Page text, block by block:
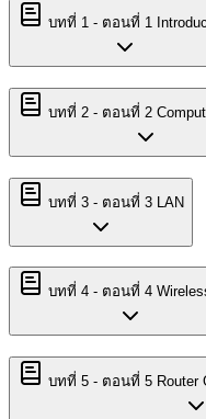
บทที่ 1 - ตอนที่ 1
บทที่ 2 - ตอนที่ 2
บทที่ 3 - ตอนที่ 3 LAN
บทที่ 4 - ตอนที่ 4
บทที่ 5 - ตอนที่ 5 Router